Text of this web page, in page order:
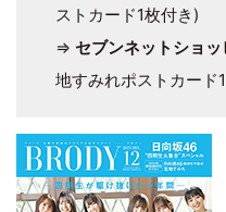
ストカード1枚付き)
⇒ セブンネットショッ
地すみれポストカード